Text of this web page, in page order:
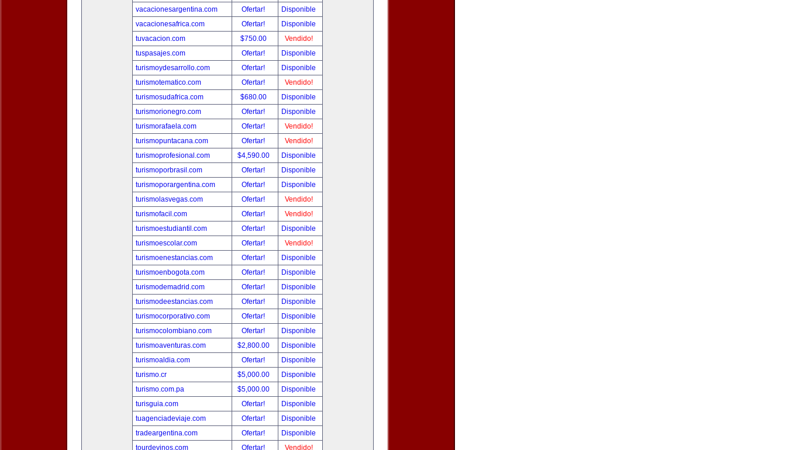
vacacionesargentina.com
Ofertar!
Disponible
vacacionesafrica.com
Ofertar!
Disponible
tuvacacion.com
$750.00
Vendido!
tuspasajes.com
Ofertar!
Disponible
turismoydesarrollo.com
Ofertar!
Disponible
turismotematico.com
Ofertar!
Vendido!
turismosudafrica.com
$680.00
Disponible
turismorionegro.com
Ofertar!
Disponible
turismorafaela.com
Ofertar!
Vendido!
turismopuntacana.com
Ofertar!
Vendido!
turismoprofesional.com
$4,590.00
Disponible
turismoporbrasil.com
Ofertar!
Disponible
turismoporargentina.com
Ofertar!
Disponible
turismolasvegas.com
Ofertar!
Vendido!
turismofacil.com
Ofertar!
Vendido!
turismoestudiantil.com
Ofertar!
Disponible
turismoescolar.com
Ofertar!
Vendido!
turismoenestancias.com
Ofertar!
Disponible
turismoenbogota.com
Ofertar!
Disponible
turismodemadrid.com
Ofertar!
Disponible
turismodeestancias.com
Ofertar!
Disponible
turismocorporativo.com
Ofertar!
Disponible
turismocolombiano.com
Ofertar!
Disponible
turismoaventuras.com
$2,800.00
Disponible
turismoaldia.com
Ofertar!
Disponible
turismo.cr
$5,000.00
Disponible
turismo.com.pa
$5,000.00
Disponible
turisguia.com
Ofertar!
Disponible
tuagenciadeviaje.com
Ofertar!
Disponible
tradeargentina.com
Ofertar!
Disponible
tourdevinos.com
Ofertar!
Vendido!